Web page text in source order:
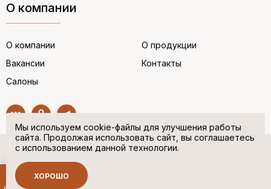
О компании
О компании
Вакансии
Салоны
О продукции
Контакты
© “НЕМЕЦКАЯ ОБУВЬ” 2017. Все права защищены.
Политика в отношении персональных данных
Мы используем cookie-файлы для улучшения работы
сайта. Продолжая использовать сайт, вы соглашаетесь
с использованием данной технологии.
ХОРОШО